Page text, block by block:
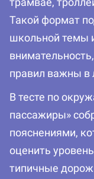
Такой формат
школьной темы
правил важны в
В тесте по
пассажиры»
пояснениями,
оценить
типичные